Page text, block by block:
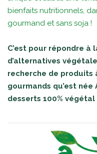
bienfaits nutritionnels,
gourmand et sans soja !
C’est pour répondre à
d’alternatives
recherche de
gourmands qu’est
desserts 100% végétal